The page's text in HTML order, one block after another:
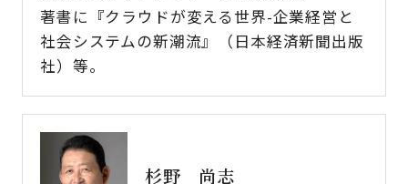
著書に『クラウドが変える世界-企業経営と
社会システムの新潮流』（日本経済新聞出版
社）等。
杉野 尚志